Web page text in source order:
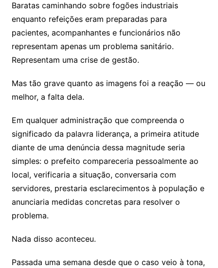
Baratas caminhando sobre fogões industriais
enquanto refeições eram preparadas para
pacientes, acompanhantes e funcionários não
representam apenas um problema sanitário.
Representam uma crise de gestão.
Mas tão grave quanto as imagens foi a reação — ou
melhor, a falta dela.
Em qualquer administração que compreenda o
significado da palavra liderança, a primeira atitude
diante de uma denúncia dessa magnitude seria
simples: o prefeito compareceria pessoalmente ao
local, verificaria a situação, conversaria com
servidores, prestaria esclarecimentos à população e
anunciaria medidas concretas para resolver o
problema.
Nada disso aconteceu.
Passada uma semana desde que o caso veio à tona,